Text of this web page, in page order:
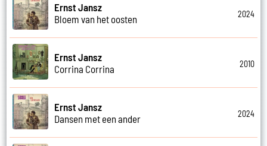
Ernst Jansz
Bloem van het oosten
2024
Ernst Jansz
Corrina Corrina
2010
Ernst Jansz
Dansen met een ander
2024